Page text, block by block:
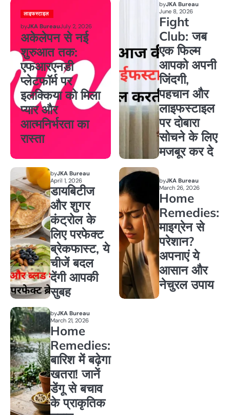
लाइफस्टाइल
byJKA BureauJuly 2, 2026
अकेलेपन से नई
शुरुआत तक:
एफआरएनडी
प्लेटफॉर्म पर
इलक्किया को मिला
प्यार और
आत्मनिर्भरता का
रास्ता
byJKA Bureau
June 8, 2026
Fight
Club: जब
एक फिल्म
आपको अपनी
जिंदगी,
पहचान और
लाइफस्टाइल
पर दोबारा
सोचने के लिए
मजबूर कर दे
byJKA Bureau
April 1, 2026
डायबिटीज
और शुगर
कंट्रोल के
लिए परफेक्ट
ब्रेकफास्ट, ये
चीजें बदल
देंगी आपकी
सुबह
byJKA Bureau
March 26, 2026
Home
Remedies:
माइग्रेन से
परेशान?
अपनाएं ये
आसान और
नेचुरल उपाय
byJKA Bureau
March 21, 2026
Home
Remedies:
बारिश में बढ़ेगा
खतरा! जानें
डेंगू से बचाव
के प्राकृतिक